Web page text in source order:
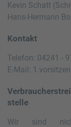
Kevin Schatt
Hans-Hermann
Kontakt
Telefon: 04241 -
E-Mail:
stelle
Wir sind